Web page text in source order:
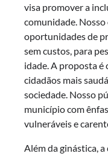
visa promover a
comunidade.
oportunidades de
sem custos, para
idade. A proposta
cidadãos mais
sociedade. Nosso
município com
vulneráveis e
Além da ginástica,